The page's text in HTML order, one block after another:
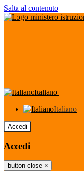
Salta al contenuto
Italiano
Italiano
Accedi
Accedi
button close ×